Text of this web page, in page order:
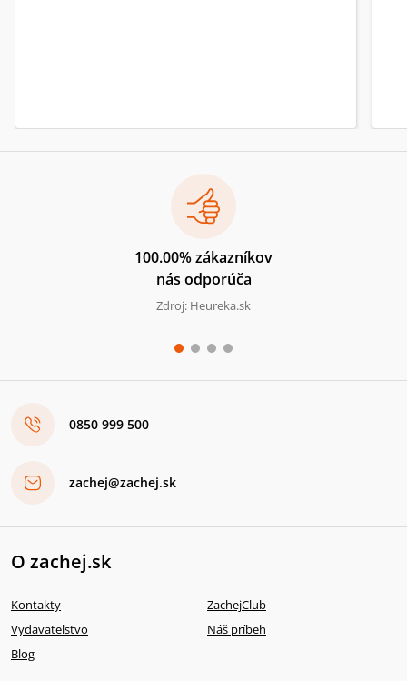
100.00% zákazníkov
nás odporúča
Zdroj: Heureka.sk
0850 999 500
zachej@zachej.sk
O zachej.sk
Kontakty
ZachejClub
Vydavateľstvo
Náš príbeh
Blog